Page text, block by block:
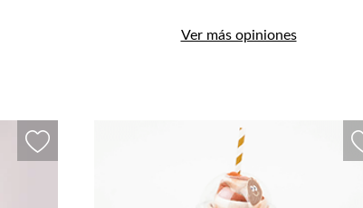
Ver más opiniones